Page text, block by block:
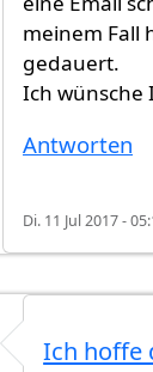
meinem Fall
gedauert.
Ich wünsche
Antworten
Di. 11 Jul 2017 -
Ich hoffe